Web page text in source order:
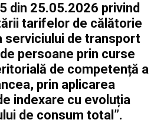
din 25.05.2026 privind
tarifelor de călătorie
serviciului de transport
persoane prin curse
de competență a
prin aplicarea
indexare cu evoluția
de consum total”.